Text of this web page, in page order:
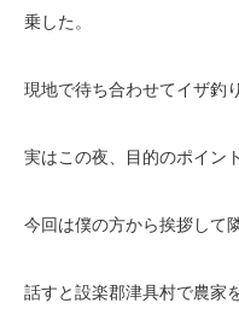
乗した。
現地で待ち合わせてイザ釣
実はこの夜、目的のポイン
今回は僕の方から挨拶して
話すと設楽郡津具村で農家